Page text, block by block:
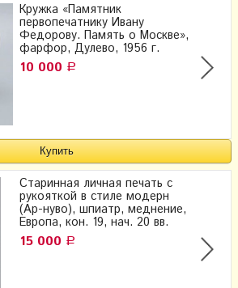
Кружка «Памятник
первопечатнику Ивану
Федорову. Память о Москве»,
фарфор, Дулево, 1956 г.
10 000 Р
Старинная личная печать с
рукояткой в стиле модерн
(Ар-нуво), шпиатр, меднение,
Европа, кон. 19, нач. 20 вв.
15 000 Р